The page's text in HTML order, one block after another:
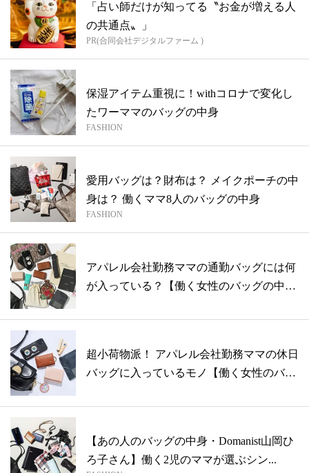
「占い師だけが知ってる〝お金が増える人
の共通点〟」
PR(合同会社デジタルファーム )
保湿アイテム重視に！withコロナで変化し
たワーママのバッグの中身
FASHION
愛用バッグは？財布は？ メイクポーチの中
身は？ 働くママ8人のバッグの中身
FASHION
アパレル会社勤務ママの通勤バッグには何
が入っている？【働く女性のバッグの中
超小荷物派！ アパレル会社勤務ママの休日
バッグに入っているモノ【働く女性のバッ
【あの人のバッグの中身・Domanist山岡ひ
ろ子さん】働く2児のママが選ぶシン...